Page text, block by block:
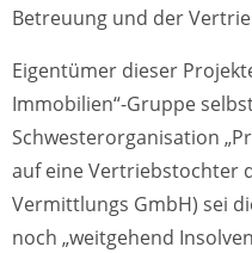
Betreuung und der
Eigentümer dieser
Immobilien“-Gruppe
Schwesterorganisation
auf eine Vertriebstochter
Vermittlungs GmbH) sei
noch „weitgehend